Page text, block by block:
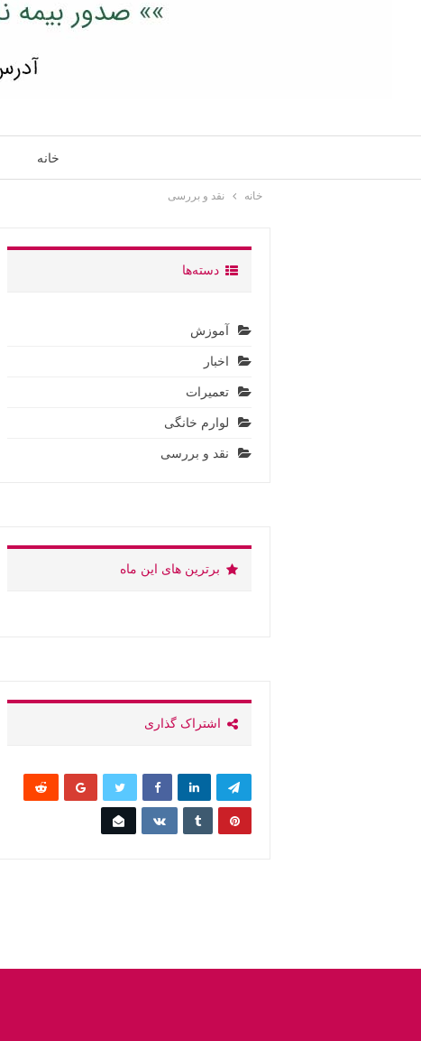
خانه
خانه نقد و بررسی
دسته‌ها
آموزش
اخبار
تعمیرات
لوارم خانگی
نقد و بررسی
برترین های این ماه
اشتراک گذاری